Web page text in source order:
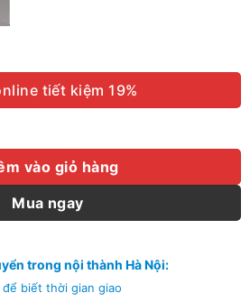
tiết kiệm 19%
vào giỏ hàng
Mua ngay
trong nội thành Hà Nội:
biết thời gian giao